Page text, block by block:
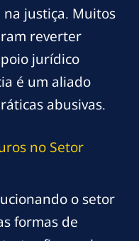
na justiça. Muitos
reverter
jurídico
é um aliado
abusivas.
no Setor
o setor
formas de